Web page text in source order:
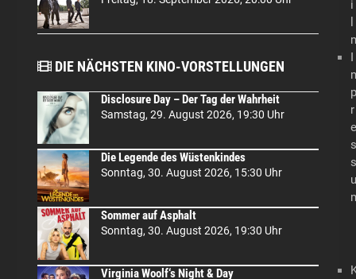
DIE NÄCHSTEN KINO-VORSTELLUNGEN
Disclosure Day – Der Tag der Wahrheit
Samstag, 29. August 2026, 19:30 Uhr
Die Legende des Wüstenkindes
Sonntag, 30. August 2026, 15:30 Uhr
Sommer auf Asphalt
Sonntag, 30. August 2026, 19:30 Uhr
Virginia Woolf‘s Night & Day
i
I
p
r
e
s
s
u